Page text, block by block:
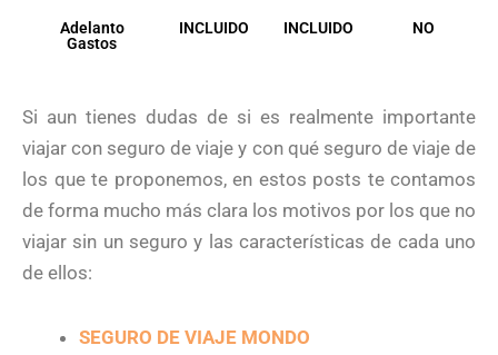
Adelanto
Gastos
INCLUIDO INCLUIDO NO
Si aun tienes dudas de si es realmente importante
viajar con seguro de viaje y con qué seguro de viaje de
los que te proponemos, en estos posts te contamos
de forma mucho más clara los motivos por los que no
viajar sin un seguro y las características de cada uno
de ellos:
SEGURO DE VIAJE MONDO